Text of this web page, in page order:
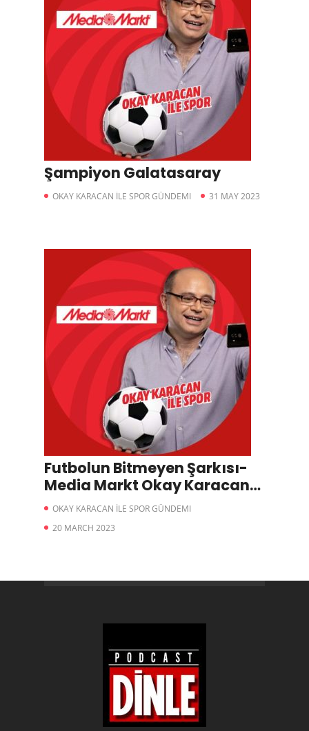
Şampiyon Galatasaray
OKAY KARACAN İLE SPOR GÜNDEMI 31 MAY 2023
Futbolun Bitmeyen Şarkısı-
Media Markt Okay Karacan
ile Spor Gündemi
OKAY KARACAN İLE SPOR GÜNDEMI
20 MARCH 2023